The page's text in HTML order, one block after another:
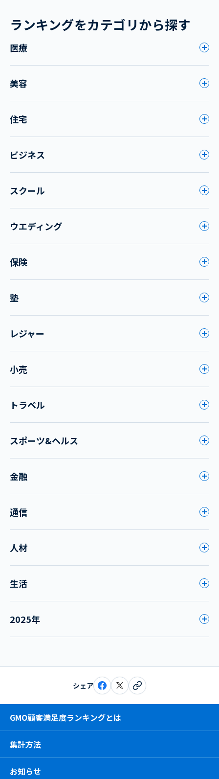
ランキングをカテゴリから探す
医療
美容
住宅
ビジネス
スクール
ウエディング
保険
塾
レジャー
小売
トラベル
スポーツ&ヘルス
金融
通信
人材
生活
2025年
シェア
GMO顧客満足度ランキングとは
集計方法
お知らせ